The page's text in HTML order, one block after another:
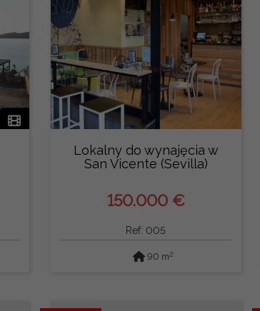
Lokalny do wynajęcia w
San Vicente (Sevilla)
150.000 €
Ref: 005
90 m2